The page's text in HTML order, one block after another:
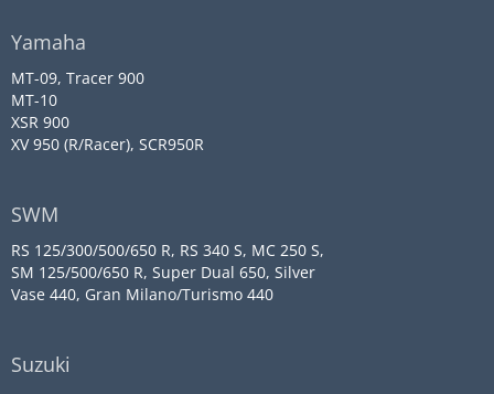
Yamaha
MT-09, Tracer 900
MT-10
XSR 900
XV 950 (R/Racer), SCR950R
SWM
RS 125/300/500/650 R, RS 340 S, MC 250 S,
SM 125/500/650 R, Super Dual 650, Silver
Vase 440, Gran Milano/Turismo 440
Suzuki